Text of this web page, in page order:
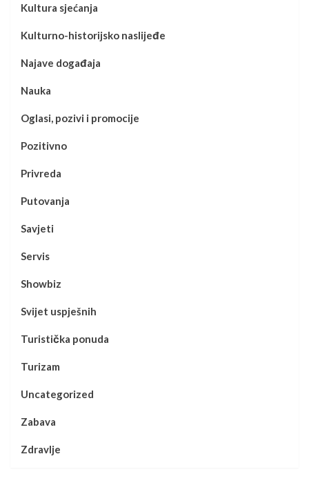
Kultura sjećanja
Kulturno-historijsko naslijeđe
Najave događaja
Nauka
Oglasi, pozivi i promocije
Pozitivno
Privreda
Putovanja
Savjeti
Servis
Showbiz
Svijet uspješnih
Turistička ponuda
Turizam
Uncategorized
Zabava
Zdravlje